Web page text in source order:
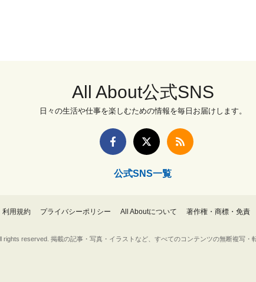
All About公式SNS
日々の生活や仕事を楽しむための情報を毎日お届けします。
公式SNS一覧
利用規約 プライバシーポリシー All Aboutについて 著作権・商標・免責
rights reserved. 掲載の記事・写真・イラストなど、すべてのコンテンツの無断複写・